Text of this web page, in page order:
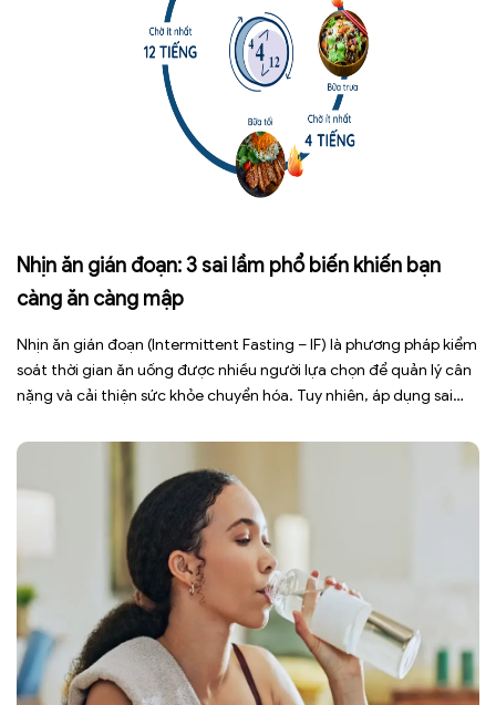
Nhịn ăn gián đoạn: 3 sai lầm phổ biến khiến bạn
càng ăn càng mập
Nhịn ăn gián đoạn (Intermittent Fasting – IF) là phương pháp kiểm
soát thời gian ăn uống được nhiều người lựa chọn để quản lý cân
nặng và cải thiện sức khỏe chuyển hóa. Tuy nhiên, áp dụng sai
sức, mất cơ […]